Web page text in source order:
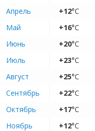
Апрель
+12°C
Май
+16°C
Июнь
+20°C
Июль
+23°C
Август
+25°C
Сентябрь
+22°C
Октябрь
+17°C
Ноябрь
+12°C